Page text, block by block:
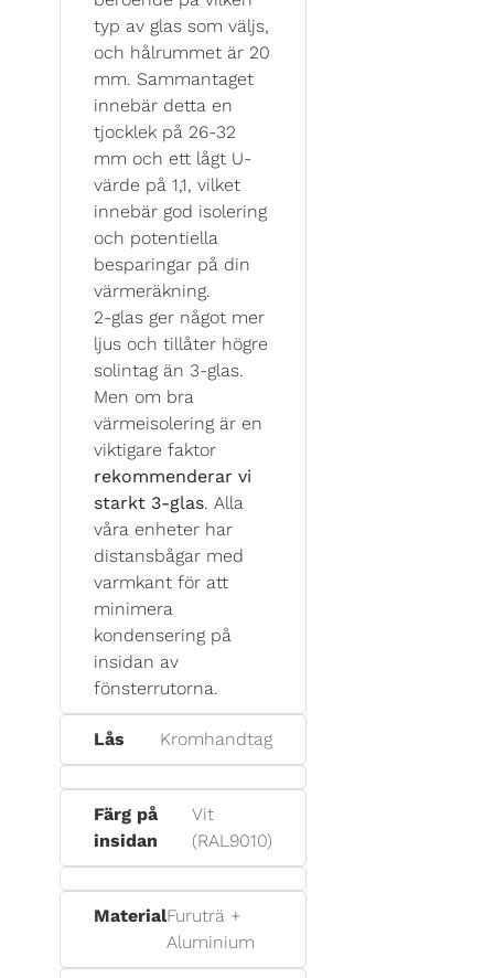
typ av glas som väljs,
och hålrummet är 20
mm. Sammantaget
innebär detta en
tjocklek på 26-32
mm och ett lågt U-
värde på 1,1, vilket
innebär god isolering
och potentiella
besparingar på din
värmeräkning.
2-glas ger något mer
ljus och tillåter högre
solintag än 3-glas.
Men om bra
värmeisolering är en
viktigare faktor
rekommenderar vi
starkt 3-glas. Alla
våra enheter har
distansbågar med
varmkant för att
minimera
kondensering på
insidan av
fönsterrutorna.
Lås Kromhandtag
Färg på
insidan
Vit
(RAL9010)
MaterialFuruträ +
Aluminium